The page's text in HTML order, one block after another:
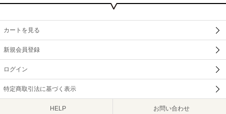
カートを見る
新規会員登録
ログイン
特定商取引法に基づく表示
HELP お問い合わせ